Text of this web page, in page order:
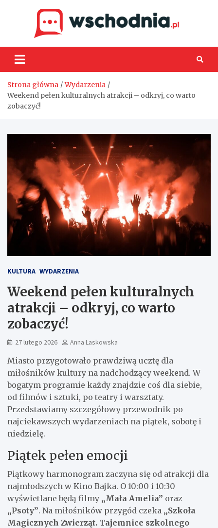
Strona główna
Wydarzenia
Weekend pełen kulturalnych atrakcji – odkryj, co warto
zobaczyć!
KULTURA WYDARZENIA
Weekend pełen kulturalnych
atrakcji – odkryj, co warto
zobaczyć!
27 lutego 2026 Anna Laskowska
Miasto przygotowało prawdziwą ucztę dla
miłośników kultury na nadchodzący weekend. W
bogatym programie każdy znajdzie coś dla siebie,
od filmów i sztuki, po teatry i warsztaty.
Przedstawiamy szczegółowy przewodnik po
najciekawszych wydarzeniach na piątek, sobotę i
niedzielę.
Piątek pełen emocji
Piątkowy harmonogram zaczyna się od atrakcji dla
najmłodszych w Kino Bajka. O 10:00 i 10:30
wyświetlane będą filmy „Mała Amelia” oraz
„Psoty”. Na miłośników przygód czeka „Szkoła
Magicznych Zwierząt. Tajemnice szkolnego